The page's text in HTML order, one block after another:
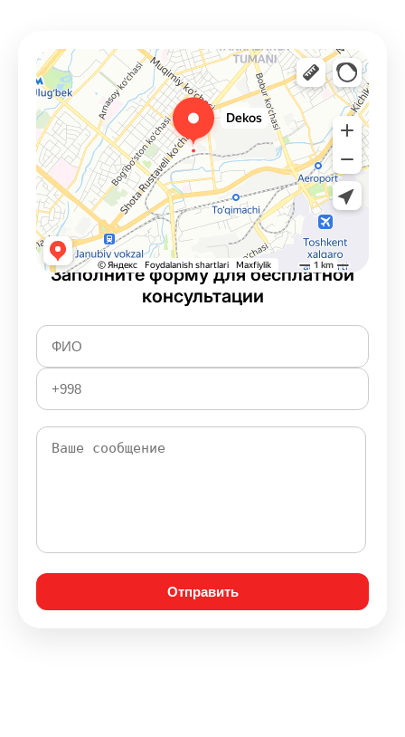
Заполните форму для бесплатной
консультации
Отправить